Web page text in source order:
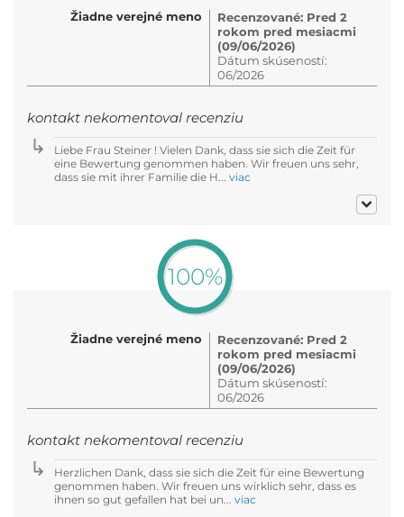
Žiadne verejné meno
Recenzované: Pred 2
rokom pred mesiacmi
(09/06/2026)
Dátum skúseností:
06/2026
kontakt nekomentoval recenziu
Liebe Frau Steiner ! Vielen Dank, dass sie sich die Zeit für
eine Bewertung genommen haben. Wir freuen uns sehr,
dass sie mit ihrer Familie die H... viac
100%
Žiadne verejné meno
Recenzované: Pred 2
rokom pred mesiacmi
(09/06/2026)
Dátum skúseností:
06/2026
kontakt nekomentoval recenziu
Herzlichen Dank, dass sie sich die Zeit für eine Bewertung
genommen haben. Wir freuen uns wirklich sehr, dass es
ihnen so gut gefallen hat bei un... viac